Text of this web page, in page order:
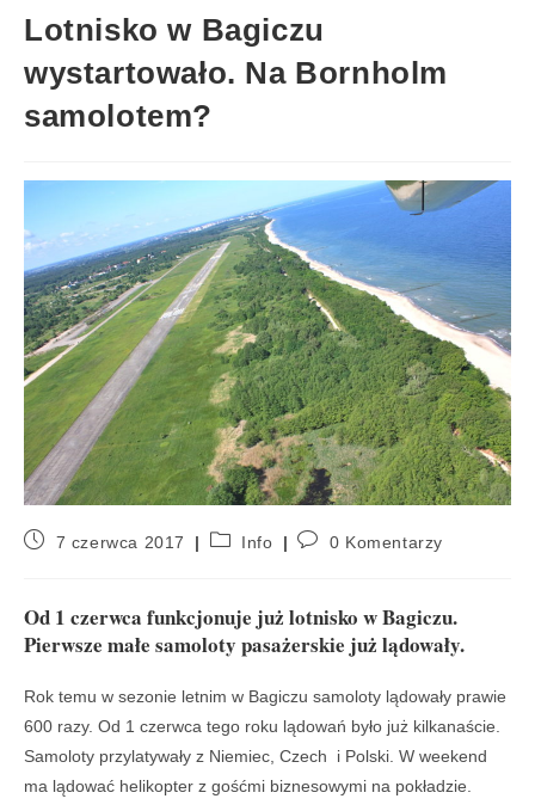
Lotnisko w Bagiczu
wystartowało. Na Bornholm
samolotem?
7 czerwca 2017 Info 0 Komentarzy
Od 1 czerwca funkcjonuje już lotnisko w Bagiczu.
Pierwsze małe samoloty pasażerskie już lądowały.
Rok temu w sezonie letnim w Bagiczu samoloty lądowały prawie
600 razy. Od 1 czerwca tego roku lądowań było już kilkanaście.
Samoloty przylatywały z Niemiec, Czech i Polski. W weekend
ma lądować helikopter z gośćmi biznesowymi na pokładzie.